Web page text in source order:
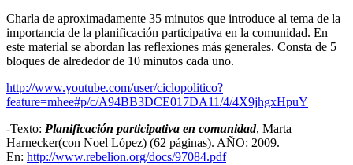
Charla de aproximadamente 35 minutos que introduce al tema de la
importancia de la planificación participativa en la comunidad. En
este material se abordan las reflexiones más generales. Consta de 5
bloques de alrededor de 10 minutos cada uno.
http://www.youtube.com/user/ciclopolitico?
feature=mhee#p/c/A94BB3DCE017DA11/4/4X9jhgxHpuY
-Texto: Planificación participativa en comunidad, Marta
Harnecker(con Noel López) (62 páginas). AÑO: 2009.
En: http://www.rebelion.org/docs/97084.pdf